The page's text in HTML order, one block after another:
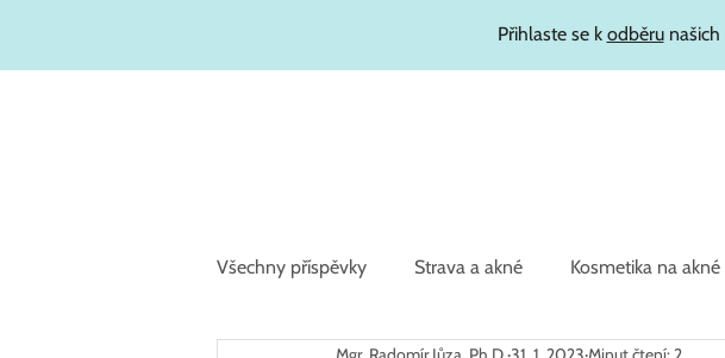
Přihlaste se k odběrunašich
Všechny příspěvky Strava a akné Kosmetika na akné